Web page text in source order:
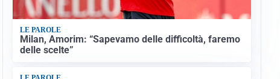
LE PAROLE
Milan, Amorim: “Sapevamo delle difficoltà, faremo
delle scelte”